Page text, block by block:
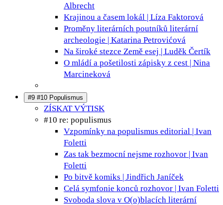
Albrecht
Krajinou a časem lokál | Líza Faktorová
Proměny literárních poutníků literární
archeologie | Katarina Petrovićová
Na široké stezce Země esej | Luděk Čertík
O mládí a pošetilosti zápisky z cest | Nina
Marcineková
#9 #10 Populismus
ZÍSKAT VÝTISK
#10 re: populismus
Vzpomínky na populismus editorial | Ivan
Foletti
Zas tak bezmocní nejsme rozhovor | Ivan
Foletti
Po bitvě komiks | Jindřich Janíček
Celá symfonie konců rozhovor | Ivan Foletti
Svoboda slova v O(o)blacích literární